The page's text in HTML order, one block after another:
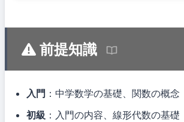
前提知識
入門 ：中学数学の基礎、関数の概念
初級 ：入門の内容、線形代数の基礎